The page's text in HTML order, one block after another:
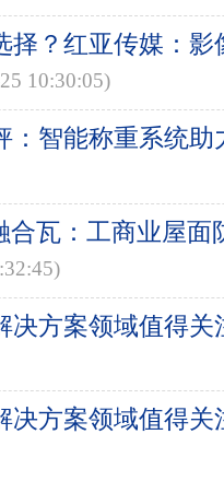
择？红亚传媒：
10:30:05)
：智能称重系统助
合瓦：工商业屋面
决方案领域值得关
决方案领域值得关